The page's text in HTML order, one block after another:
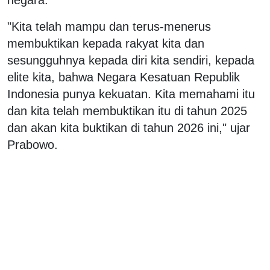
"Kita telah mampu dan terus-menerus
membuktikan kepada rakyat kita dan
sesungguhnya kepada diri kita sendiri, kepada
elite kita, bahwa Negara Kesatuan Republik
Indonesia punya kekuatan. Kita memahami itu
dan kita telah membuktikan itu di tahun 2025
dan akan kita buktikan di tahun 2026 ini," ujar
Prabowo.